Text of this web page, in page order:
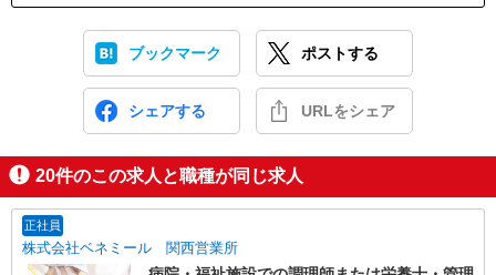
ブックマーク ポストする
シェアする URLをシェア
20件のこの求人と職種が同じ求人
正社員
株式会社ベネミール 関西営業所